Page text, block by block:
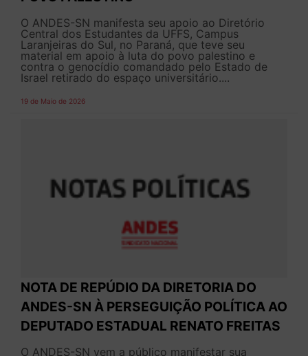
O ANDES-SN manifesta seu apoio ao Diretório
Central dos Estudantes da UFFS, Campus
Laranjeiras do Sul, no Paraná, que teve seu
material em apoio à luta do povo palestino e
contra o genocídio comandado pelo Estado de
Israel retirado do espaço universitário....
19 de Maio de 2026
NOTA DE REPÚDIO DA DIRETORIA DO
ANDES-SN À PERSEGUIÇÃO POLÍTICA AO
DEPUTADO ESTADUAL RENATO FREITAS
O ANDES-SN vem a público manifestar sua